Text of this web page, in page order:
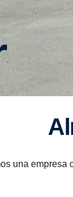
una empresa